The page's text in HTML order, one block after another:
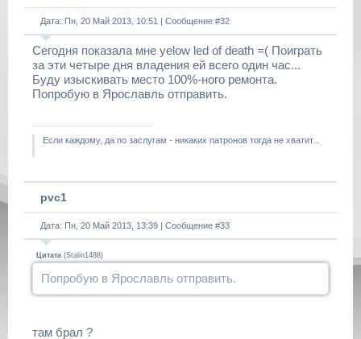
Дата: Пн, 20 Май 2013, 10:51 | Сообщение #32
Сегодня показала мне yelow led of death =( Поиграть
за эти четыре дня владения ей всего один час...
Буду изыскивать место 100%-ного ремонта.
Попробую в Ярославль отправить.
Если каждому, да по заслугам - никаких патронов тогда не хватит...
pvc1
Дата: Пн, 20 Май 2013, 13:39 | Сообщение #33
Цитата (Stalin1488)
Попробую в Ярославль отправить.
там брал ?